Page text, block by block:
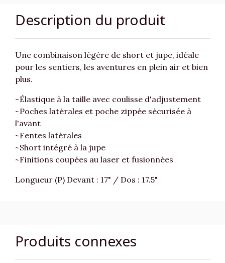
Description du produit
Une combinaison légère de short et jupe, idéale
pour les sentiers, les aventures en plein air et bien
plus.
~Élastique à la taille avec coulisse d'adjustement
~Poches latérales et poche zippée sécurisée à
l'avant
~Fentes latérales
~Short intégré à la jupe
~Finitions coupées au laser et fusionnées
Longueur (P) Devant : 17" / Dos : 17.5"
Produits connexes